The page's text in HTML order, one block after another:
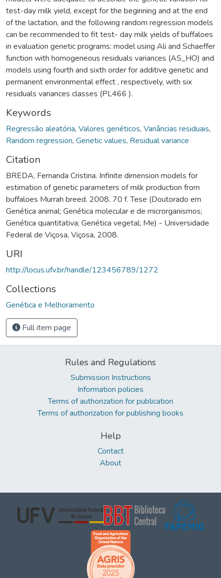
test-day milk yield, except for the beginning and at the end
of the lactation, and the following random regression models
can be recommended to fit test- day milk yields of buffaloes
in evaluation genetic programs: model using Ali and Schaeffer
function with homogeneous residuals variances (AS_HO) and
models using fourth and sixth order for additive genetic and
permanent environmental effect , respectively, with six
residuals variances classes (PL466 ).
Keywords
Regressão aleatória, Valores genéticos, Variâncias residuais,
Random regression, Genetic values, Residual variance
Citation
BREDA, Fernanda Cristina. Infinite dimension models for
estimation of genetic parameters of milk production from
buffaloes Murrah breed. 2008. 70 f. Tese (Doutorado em
Genética animal; Genética molecular e de microrganismos;
Genética quantitativa; Genética vegetal; Me) - Universidade
Federal de Viçosa, Viçosa, 2008.
URI
http://locus.ufv.br/handle/123456789/1272
Collections
Genética e Melhoramento
Full item page
Rules and Regulations
Submission Instructions
Information policies
Terms of authorization for publication
Terms of authorization for publishing books
Help
Contact
About